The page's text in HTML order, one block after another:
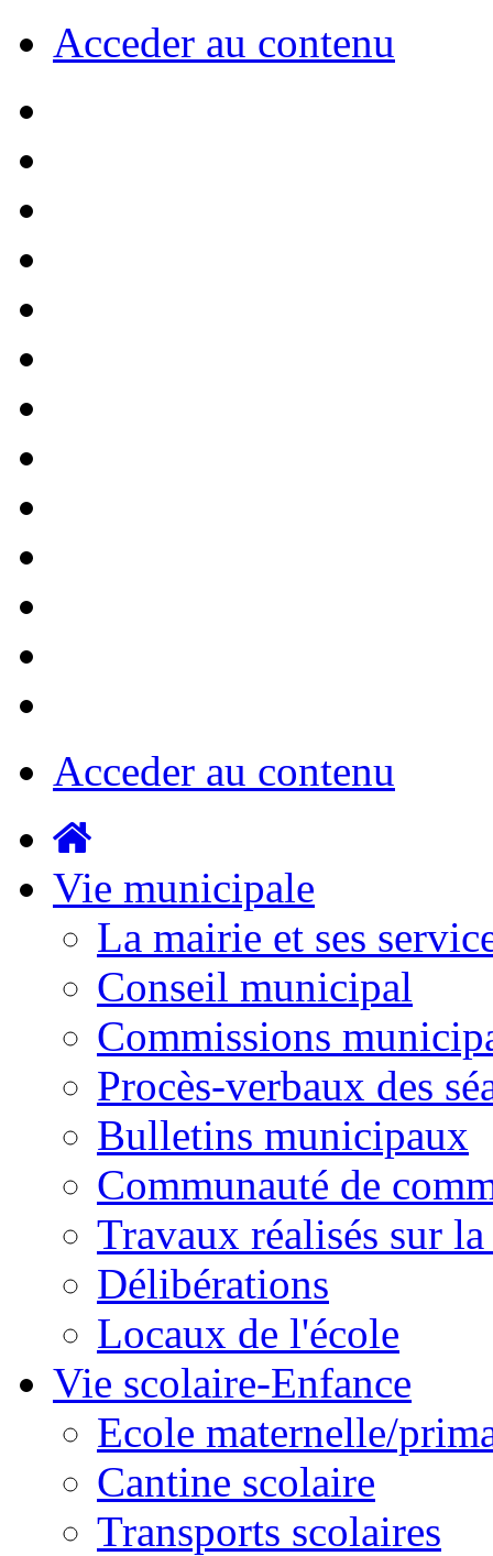
Acceder au contenu
Acceder au contenu
Vie municipale
La mairie et ses
Conseil municipal
Commissions
Procès-verbaux des
Bulletins municipaux
Communauté de
Travaux réalisés sur
Délibérations
Locaux de l'école
Vie scolaire-Enfance
Ecole maternelle/
Cantine scolaire
Transports scolaires